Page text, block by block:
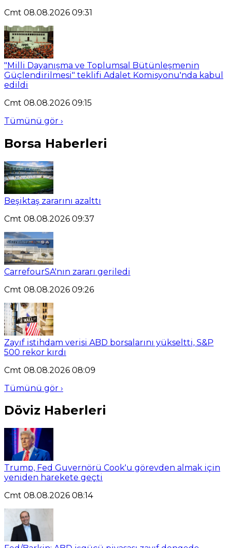
Cmt 08.08.2026 09:31
"Milli Dayanışma ve Toplumsal Bütünleşmenin
Güçlendirilmesi" teklifi Adalet Komisyonu'nda kabul
edildi
Cmt 08.08.2026 09:15
Tümünü gör ›
Borsa Haberleri
Beşiktaş zararını azalttı
Cmt 08.08.2026 09:37
CarrefourSA'nın zararı geriledi
Cmt 08.08.2026 09:26
Zayıf istihdam verisi ABD borsalarını yükseltti, S&P
500 rekor kırdı
Cmt 08.08.2026 08:09
Tümünü gör ›
Döviz Haberleri
Trump, Fed Guvernörü Cook'u görevden almak için
yeniden harekete geçti
Cmt 08.08.2026 08:14